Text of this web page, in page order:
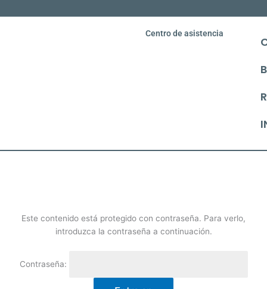
Centro de asistencia
Este contenido está protegido con contraseña. Para verlo,
introduzca la contraseña a continuación.
Contraseña: